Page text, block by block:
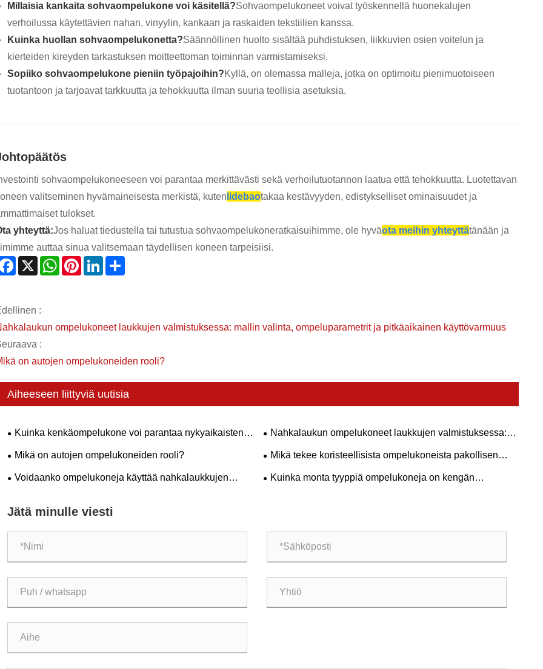
Millaisia ​​kankaita sohvaompelukone voi käsitellä?Sohvaompelukoneet voivat työskennellä huonekalujen
verhoilussa käytettävien nahan, vinyylin, kankaan ja raskaiden tekstiilien kanssa.
Kuinka huollan sohvaompelukonetta?Säännöllinen huolto sisältää puhdistuksen, liikkuvien osien voitelun ja
kierteiden kireyden tarkastuksen moitteettoman toiminnan varmistamiseksi.
Sopiiko sohvaompelukone pieniin työpajoihin?Kyllä, on olemassa malleja, jotka on optimoitu pienimuotoiseen
tuotantoon ja tarjoavat tarkkuutta ja tehokkuutta ilman suuria teollisia asetuksia.
sohvaompelukoneeseen voi parantaa merkittävästi sekä verhoilutuotannon laatua että tehokkuutta. Luotettavan
valitseminen hyvämaineisesta merkistä, kuten lidebaotakaa kestävyyden, edistykselliset ominaisuudet ja
tulokset.
yhteyttä:Jos haluat tiedustella tai tutustua sohvaompelukoneratkaisuihimme, ole hyväota meihin yhteyttätänään ja
auttaa sinua valitsemaan täydellisen koneen tarpeisiisi.
Facebook
X WhatsAppPinterestLinkedIn
:
ompelukoneet laukkujen valmistuksessa: mallin valinta, ompeluparametrit ja pitkäaikainen käyttövarmuus
:
on autojen ompelukoneiden rooli?
Aiheeseen liittyviä uutisia
Kuinka kenkäompelukone voi parantaa nykyaikaisten
jalkineiden tuotantoa?
Nahkalaukun ompelukoneet laukkujen valmistuksessa:
mallin valinta, ompeluparametrit ja pitkäaikainen
Mikä on autojen ompelukoneiden rooli?
Mikä tekee koristeellisista ompelukoneista pakollisen
luovien ompelun harrastajille?
Voidaanko ompelukoneja käyttää nahkalaukkujen
Kuinka monta tyyppiä ompelukoneja on kengän
Jätä minulle viesti